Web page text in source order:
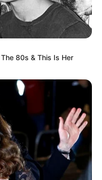
80s & This Is Her